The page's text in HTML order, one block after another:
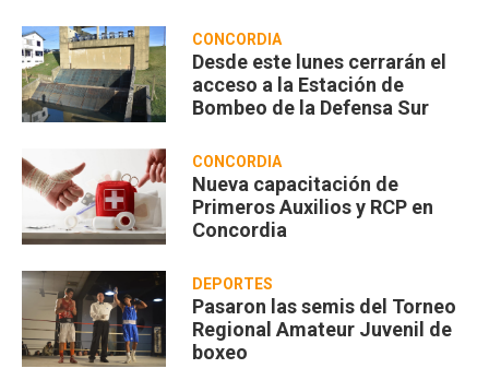
CONCORDIA
Desde este lunes cerrarán el
acceso a la Estación de
Bombeo de la Defensa Sur
CONCORDIA
Nueva capacitación de
Primeros Auxilios y RCP en
Concordia
DEPORTES
Pasaron las semis del Torneo
Regional Amateur Juvenil de
boxeo